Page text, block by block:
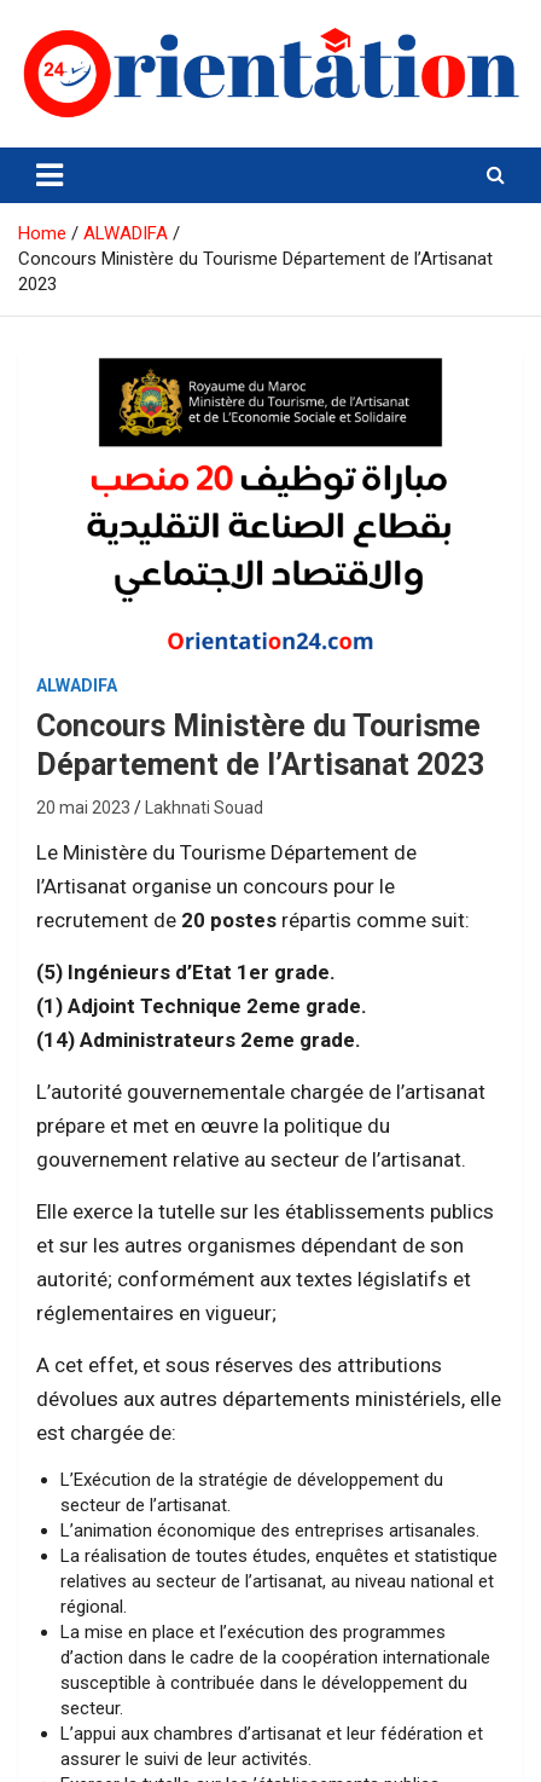
content
Orientation24
Emploi et Orientation au Maroc
Home
ALWADIFA
Concours Ministère du Tourisme Département de l’Artisanat
2023
ALWADIFA
Concours Ministère du Tourisme
Département de l’Artisanat 2023
20 mai 2023 Lakhnati Souad
Le Ministère du Tourisme Département de
l’Artisanat organise un concours pour le
recrutement de 20 postes répartis comme suit:
(5) Ingénieurs d’Etat 1er grade.
(1) Adjoint Technique 2eme grade.
(14) Administrateurs 2eme grade.
L’autorité gouvernementale chargée de l’artisanat
prépare et met en œuvre la politique du
gouvernement relative au secteur de l’artisanat.
Elle exerce la tutelle sur les établissements publics
et sur les autres organismes dépendant de son
autorité; conformément aux textes législatifs et
réglementaires en vigueur;
A cet effet, et sous réserves des attributions
dévolues aux autres départements ministériels, elle
est chargée de:
L’Exécution de la stratégie de développement du
secteur de l’artisanat.
L’animation économique des entreprises artisanales.
La réalisation de toutes études, enquêtes et statistique
relatives au secteur de l’artisanat, au niveau national et
régional.
La mise en place et l’exécution des programmes
d’action dans le cadre de la coopération internationale
susceptible à contribuée dans le développement du
secteur.
L’appui aux chambres d’artisanat et leur fédération et
assurer le suivi de leur activités.